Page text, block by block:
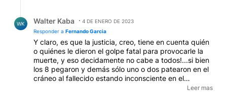
WK Walter Kaba
4 DE ENERO DE 2023
Responder a Fernando Garcia
Y claro, es que la justicia, creo, tiene en cuenta quién
o quiénes le dieron el golpe fatal para provocarle la
muerte, y eso decidamente no cabe a todos!...si bien
los 8 pegaron y demás sólo uno o dos patearon en el
cráneo al fallecido estando inconsciente en el
Leer mas